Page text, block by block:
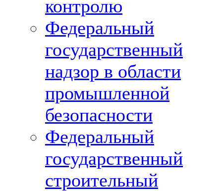
контролю
Федеральный
государственный
надзор в области
промышленной
безопасности
Федеральный
государственный
строительный